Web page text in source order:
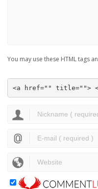
You may use these HTML tags
<a href="" title="">